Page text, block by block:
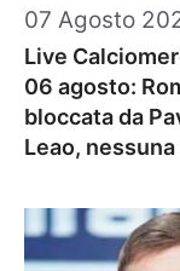
07 Agosto
Live
06 agosto:
bloccata da
Leao,